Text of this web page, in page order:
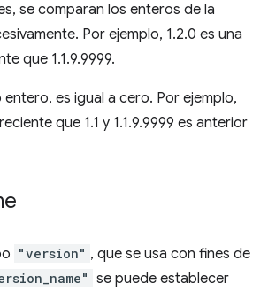
se comparan los enteros de la
Por ejemplo, 1.2.0 es una
que 1.1.9.9999.
entero, es igual a cero. Por ejemplo,
que 1.1 y 1.1.9.9999 es anterior
"version" , que se usa con fines de
se puede establecer